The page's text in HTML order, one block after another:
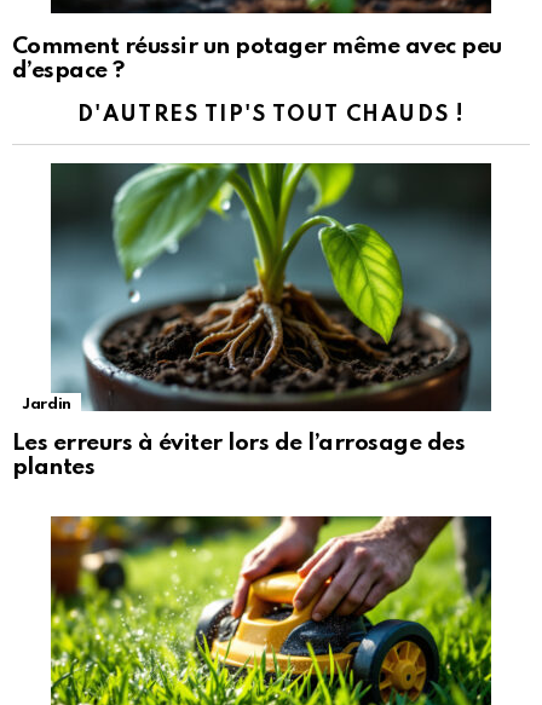
Comment réussir un potager même avec peu
d’espace ?
D'AUTRES TIP'S TOUT CHAUDS !
Jardin
Les erreurs à éviter lors de l’arrosage des
plantes